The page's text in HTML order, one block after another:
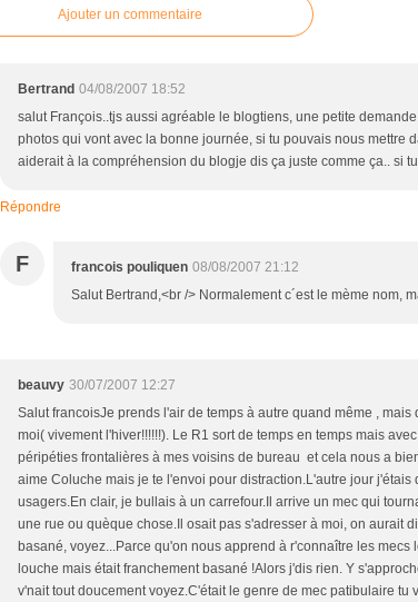
Ajouter un commentaire
Bertrand 04/08/2007 18:52
salut François..tjs aussi agréable le blogtiens, une petite
photos qui vont avec la bonne journée, si tu pouvais nous mettre
aiderait à la compréhension du blogje dis ça juste comme ça.. si
Répondre
F francois pouliquen 08/08/2007 21:12
Salut Bertrand,<br /> Normalement c´est le mème nom,
beauvy 30/07/2007 12:27
Salut francoisJe prends l'air de temps à autre quand même ,
moi( vivement l'hiver!!!!!!). Le R1 sort de temps en temps mais
péripéties frontalières à mes voisins de bureau et cela nous a
aime Coluche mais je te l'envoi pour distraction.L'autre jour
usagers.En clair, je bullais à un carrefour.Il arrive un mec qui
une rue ou quèque chose.Il osait pas s'adresser à moi, on aurait
basané, voyez...Parce qu'on nous apprend à r'connaître les
louche mais était franchement basané !Alors j'dis rien. Y
v'nait tout doucement voyez.C'était le genre de mec patibulaire tu